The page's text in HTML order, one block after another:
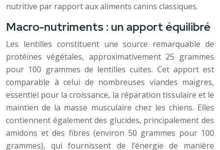
nutritive par rapport aux aliments canins classiques.
Macro-nutriments : un apport équilibré
Les lentilles constituent une source remarquable de
protéines végétales, approximativement 25 grammes
pour 100 grammes de lentilles cuites. Cet apport est
comparable à celui de nombreuses viandes maigres,
essentiel pour la croissance, la réparation tissulaire et le
maintien de la masse musculaire chez les chiens. Elles
contiennent également des glucides, principalement des
amidons et des fibres (environ 50 grammes pour 100
grammes), qui fournissent de l’énergie de manière